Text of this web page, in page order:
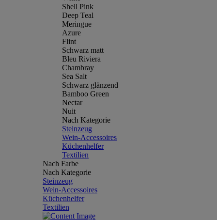
Shell Pink
Deep Teal
Meringue
Azure
Flint
Schwarz matt
Bleu Riviera
Chambray
Sea Salt
Schwarz glänzend
Bamboo Green
Nectar
Nuit
Nach Kategorie
Steinzeug
Wein-Accessoires
Küchenhelfer
Textilien
Nach Farbe
Nach Kategorie
Steinzeug
Wein-Accessoires
Küchenhelfer
Textilien